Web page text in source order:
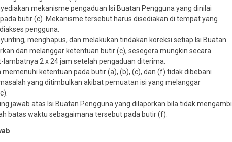
mekanisme pengaduan Isi Buatan Pengguna yang dinilai
butir (c). Mekanisme tersebut harus disediakan di tempat yang
pengguna.
menghapus, dan melakukan tindakan koreksi setiap Isi Buatan
dan melanggar ketentuan butir (c), sesegera mungkin secara
2 x 24 jam setelah pengaduan diterima.
memenuhi ketentuan pada butir (a), (b), (c), dan (f) tidak dibebani
yang ditimbulkan akibat pemuatan isi yang melanggar
jawab atas Isi Buatan Pengguna yang dilaporkan bila tidak mengambil
batas waktu sebagaimana tersebut pada butir (f).